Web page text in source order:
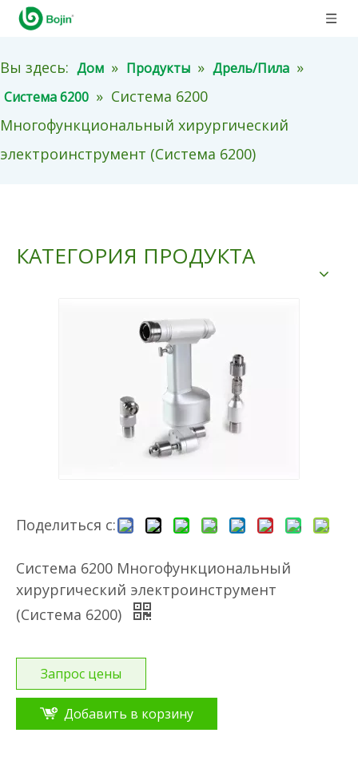
Вы здесь: Дом » Продукты » Дрель/Пила »
Система 6200 » Система 6200
Многофункциональный хирургический
электроинструмент (Система 6200)
КАТЕГОРИЯ ПРОДУКТА
Поделиться с:
Система 6200 Многофункциональный
хирургический электроинструмент
(Система 6200)
Запрос цены
Добавить в корзину